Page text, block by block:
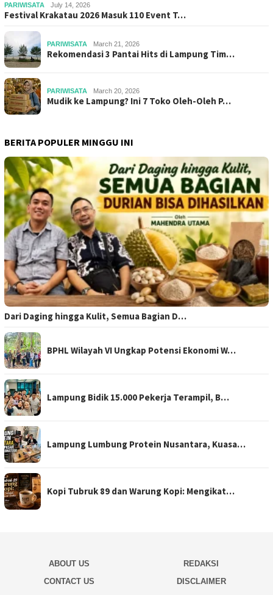
PARIWISATA July 14, 2026
Festival Krakatau 2026 Masuk 110 Event T…
PARIWISATA March 21, 2026
Rekomendasi 3 Pantai Hits di Lampung Tim…
PARIWISATA March 20, 2026
Mudik ke Lampung? Ini 7 Toko Oleh-Oleh P…
BERITA POPULER MINGGU INI
Dari Daging hingga Kulit, Semua Bagian D…
BPHL Wilayah VI Ungkap Potensi Ekonomi W…
Lampung Bidik 15.000 Pekerja Terampil, B…
Lampung Lumbung Protein Nusantara, Kuasa…
Kopi Tubruk 89 dan Warung Kopi: Mengikat…
ABOUT US
REDAKSI
CONTACT US
DISCLAIMER